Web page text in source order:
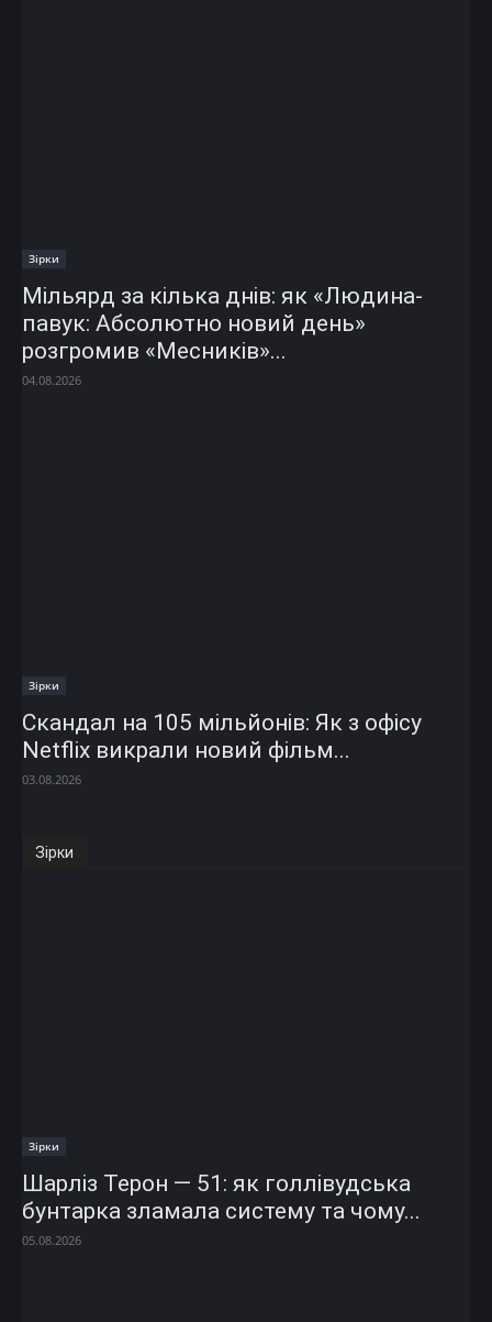
Зірки
Мільярд за кілька днів: як «Людина-
павук: Абсолютно новий день»
розгромив «Месників»...
04.08.2026
Зірки
Скандал на 105 мільйонів: Як з офісу
Netflix викрали новий фільм...
03.08.2026
Зірки
Зірки
Шарліз Терон — 51: як голлівудська
бунтарка зламала систему та чому...
05.08.2026